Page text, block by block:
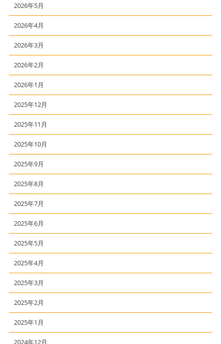
2026年5月
2026年4月
2026年3月
2026年2月
2026年1月
2025年12月
2025年11月
2025年10月
2025年9月
2025年8月
2025年7月
2025年6月
2025年5月
2025年4月
2025年3月
2025年2月
2025年1月
2024年12月